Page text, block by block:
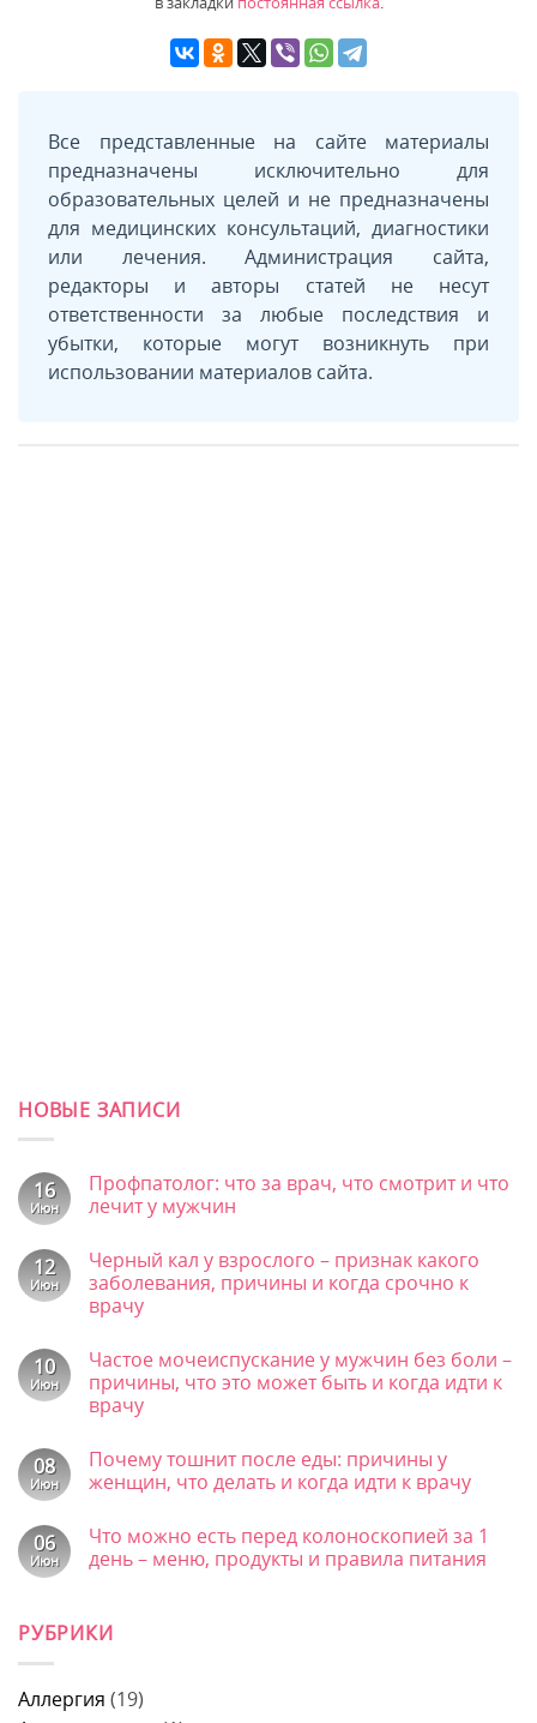
Все представленные на сайте материалы
предназначены исключительно для
образовательных целей и не предназначены
для медицинских консультаций, диагностики
или лечения. Администрация сайта,
редакторы и авторы статей не несут
ответственности за любые последствия и
убытки, которые могут возникнуть при
использовании материалов сайта.
НОВЫЕ ЗАПИСИ
16
Июн
Профпатолог: что за врач, что смотрит и что
лечит у мужчин
записи
Профпатолог:
что
за
смотрит
что
лечит
у
12
Июн
Черный кал у взрослого – признак какого
заболевания, причины и когда срочно к
врачу
записи
Черный
кал
у
признак
какого
заболевания,
когда
срочно
к
10
Июн
Частое мочеиспускание у мужчин без боли –
причины, что это может быть и когда идти к
врачу
записи
Частое
мочеиспускание
без
боли
–
может
идти
к
08
Июн
Почему тошнит после еды: причины у
женщин, что делать и когда идти к врачу
записи
Почему
тошнит
у
и
когда
06
Июн
Что можно есть перед колоноскопией за 1
день – меню, продукты и правила питания
Что
можно
колоноскопией
за
РУБРИКИ
Аллергия (19)